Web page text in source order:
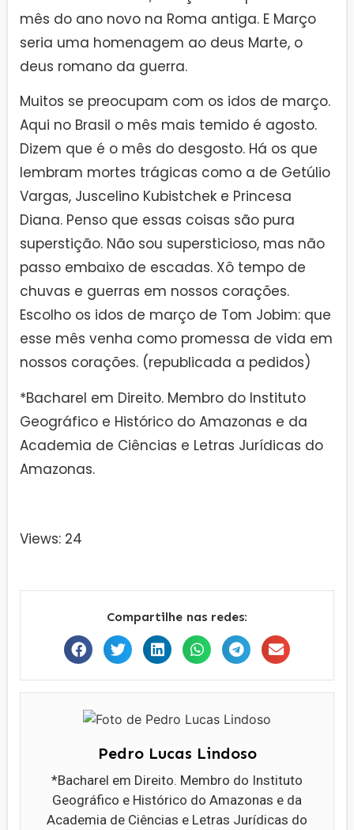
mês do ano novo na Roma antiga. E Março
seria uma homenagem ao deus Marte, o
deus romano da guerra.
Muitos se preocupam com os idos de março.
Aqui no Brasil o mês mais temido é agosto.
Dizem que é o mês do desgosto. Há os que
lembram mortes trágicas como a de Getúlio
Vargas, Juscelino Kubistchek e Princesa
Diana. Penso que essas coisas são pura
superstição. Não sou supersticioso, mas não
passo embaixo de escadas. Xô tempo de
chuvas e guerras em nossos corações.
Escolho os idos de março de Tom Jobim: que
esse mês venha como promessa de vida em
nossos corações. (republicada a pedidos)
*Bacharel em Direito. Membro do Instituto
Geográfico e Histórico do Amazonas e da
Academia de Ciências e Letras Jurídicas do
Amazonas.
Views: 24
Compartilhe nas redes:
Pedro Lucas Lindoso
*Bacharel em Direito. Membro do Instituto
Geográfico e Histórico do Amazonas e da
Academia de Ciências e Letras Jurídicas do